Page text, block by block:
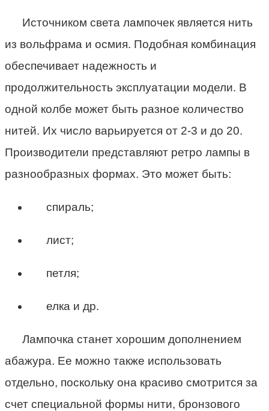
Источником света лампочек является нить
из вольфрама и осмия. Подобная комбинация
обеспечивает надежность и
продолжительность эксплуатации модели. В
одной колбе может быть разное количество
нитей. Их число варьируется от 2-3 и до 20.
Производители представляют ретро лампы в
разнообразных формах. Это может быть:
спираль;
лист;
петля;
елка и др.
Лампочка станет хорошим дополнением
абажура. Ее можно также использовать
отдельно, поскольку она красиво смотрится за
счет специальной формы нити, бронзового